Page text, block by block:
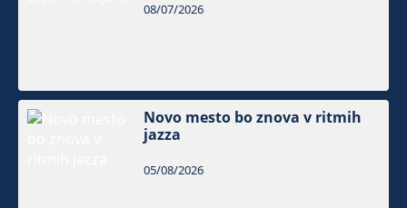
08/07/2026
Novo mesto bo znova v ritmih
jazza
05/08/2026